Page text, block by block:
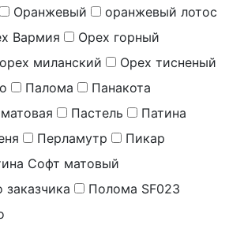
Оранжевый
оранжевый лотос
Вармия
Орех горный
орех миланский
Орех тисненый
Палома
Панакота
Пастель
Патина
Перламутр
Пикар
Софт матовый
Полома SF023